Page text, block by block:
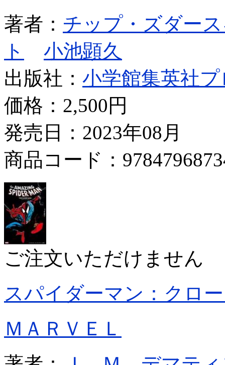
著者： チップ・ズダー
ト
小池顕久
出版社： 小学館集英社
価格： 2,500円
発売日：2023年08月
商品コード：
ご注文いただけません
スパイダーマン：クロ
ＭＡＲＶＥＬ